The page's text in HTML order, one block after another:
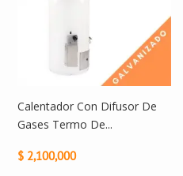
Calentador Con Difusor De
Gases Termo De...
$ 2,100,000